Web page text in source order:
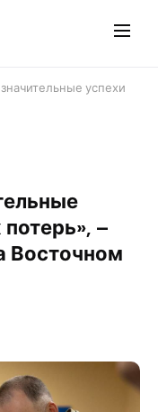
успехи
–
Восточном